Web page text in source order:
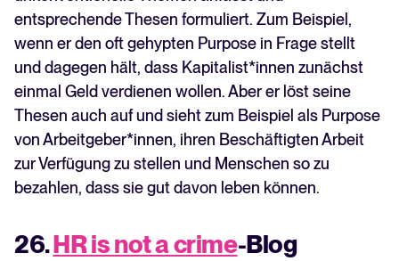
entsprechende Thesen formuliert. Zum Beispiel,
wenn er den oft gehypten Purpose in Frage stellt
und dagegen hält, dass Kapitalist*innen zunächst
einmal Geld verdienen wollen. Aber er löst seine
Thesen auch auf und sieht zum Beispiel als Purpose
von Arbeitgeber*innen, ihren Beschäftigten Arbeit
zur Verfügung zu stellen und Menschen so zu
bezahlen, dass sie gut davon leben können.
26.HR is not a crime-Blog